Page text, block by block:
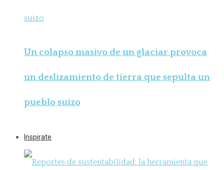
Un colapso masivo de un glaciar provoca
un deslizamiento de tierra que sepulta un
pueblo suizo
Inspirate